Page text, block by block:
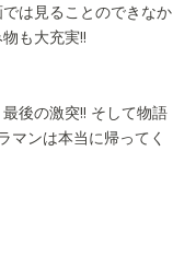
は見ることのできなか
も大充実!!
後の激突!! そして物語
マンは本当に帰ってく